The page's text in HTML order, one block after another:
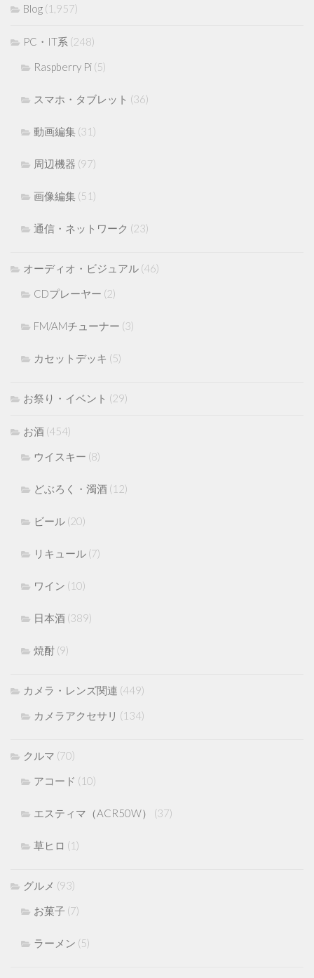
Blog (1,957)
PC・IT系 (248)
Raspberry Pi (5)
スマホ・タブレット (36)
動画編集 (31)
周辺機器 (97)
画像編集 (51)
通信・ネットワーク (23)
オーディオ・ビジュアル (46)
CDプレーヤー (2)
FM/AMチューナー (3)
カセットデッキ (5)
お祭り・イベント (29)
お酒 (454)
ウイスキー (8)
どぶろく・濁酒 (12)
ビール (20)
リキュール (7)
ワイン (10)
日本酒 (389)
焼酎 (9)
カメラ・レンズ関連 (449)
カメラアクセサリ (134)
クルマ (70)
アコード (10)
エスティマ（ACR50W） (37)
草ヒロ (1)
グルメ (93)
お菓子 (7)
ラーメン (5)